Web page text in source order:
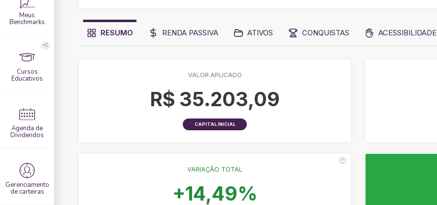
Meus
Benchmarks
Cursos
Educativos
Agenda de
Dividendos
Gerenciamento
de carteiras
RESUMO RENDA PASSIVA ATIVOS CONQUISTAS ACESSIBILIDADE
VALOR APLICADO
R$ 35.203,09
CAPITAL INICIAL
VARIAÇÃO TOTAL
+14,49%